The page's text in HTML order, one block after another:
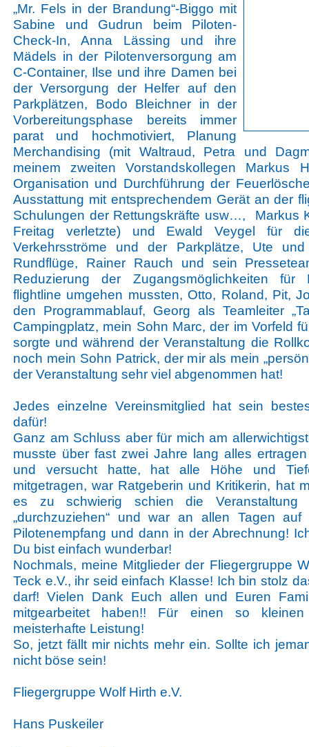
„Mr. Fels in der Brandung“-Biggo mit
Sabine und Gudrun beim Piloten-
Check-In, Anna Lässing und ihre
Mädels in der Pilotenversorgung am
C-Container, Ilse und ihre Damen bei
der Versorgung der Helfer auf den
Parkplätzen, Bodo Bleichner in der
Vorbereitungsphase bereits immer
parat und hochmotiviert, Planung
Merchandising (mit Waltraud, Petra und
meinem zweiten Vorstandskollegen Markus
Organisation und Durchführung der
Ausstattung mit entsprechendem Gerät an der
Schulungen der Rettungskräfte usw…, Markus
Freitag verletzte) und Ewald Veygel für
Verkehrsströme und der Parkplätze, Ute
Rundflüge, Rainer Rauch und sein
Reduzierung der Zugangsmöglichkeiten für
flightline umgehen mussten, Otto, Roland, Pit,
den Programmablauf, Georg als Teamleiter
Campingplatz, mein Sohn Marc, der im Vorfeld
sorgte und während der Veranstaltung die
noch mein Sohn Patrick, der mir als mein
der Veranstaltung sehr viel abgenommen hat!
Jedes einzelne Vereinsmitglied hat sein
dafür!
Ganz am Schluss aber für mich am
musste über fast zwei Jahre lang alles
und versucht hatte, hat alle Höhe und
mitgetragen, war Ratgeberin und Kritikerin, hat
es zu schwierig schien die Veranstaltung
„durchzuziehen“ und war an allen Tagen
Pilotenempfang und dann in der Abrechnung!
Du bist einfach wunderbar!
Nochmals, meine Mitglieder der Fliegergruppe
Teck e.V., ihr seid einfach Klasse! Ich bin stolz
darf! Vielen Dank Euch allen und Euren
mitgearbeitet haben!! Für einen so
meisterhafte Leistung!
So, jetzt fällt mir nichts mehr ein. Sollte ich
nicht böse sein!
Fliegergruppe Wolf Hirth e.V.
Hans Puskeiler